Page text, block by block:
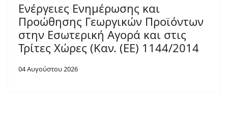
Ενέργειες Ενημέρωσης και
Προώθησης Γεωργικών Προϊόντων
στην Εσωτερική Αγορά και στις
Τρίτες Χώρες (Καν. (ΕΕ) 1144/2014
04 Αυγούστου 2026